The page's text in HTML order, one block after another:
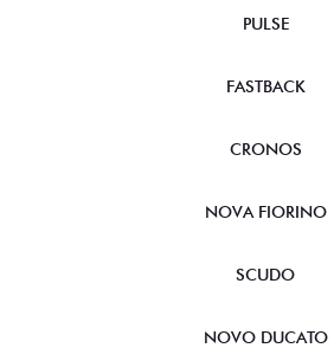
PULSE
FASTBACK
CRONOS
NOVA FIORINO
SCUDO
NOVO DUCATO